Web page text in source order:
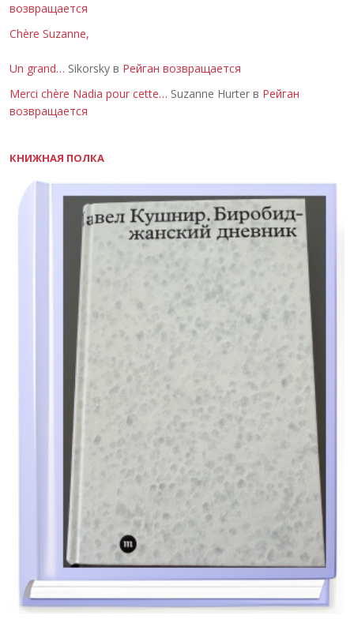
возвращается
Chère Suzanne,
Un grand… Sikorsky в Рейган возвращается
Merci chère Nadia pour cette… Suzanne Hurter в Рейган
возвращается
КНИЖНАЯ ПОЛКА